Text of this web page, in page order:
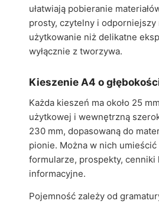
ułatwiają pobieranie
prosty, czytelny i odporniejszy
użytkowanie niż delikatne
wyłącznie z tworzywa.
Kieszenie A4 o
Każda kieszeń ma około 25
użytkowej i wewnętrzną
230 mm, dopasowaną do
pionie. Można w nich
formularze, prospekty, cenniki
informacyjne.
Pojemność zależy od